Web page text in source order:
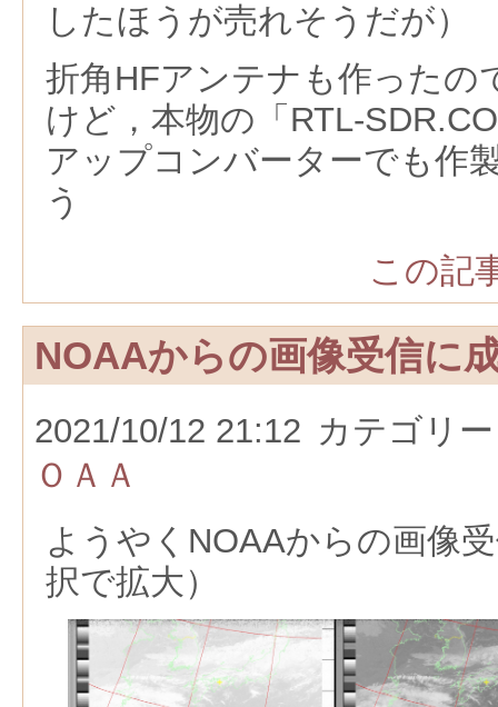
したほうが売れそうだが）
折角HFアンテナも作ったの
けど，本物の「RTL-
アップコンバーターでも作
う
この記
NOAAからの画像受信に
2021/10/12 21:12 カテゴリ
ＯＡＡ
ようやくNOAAからの画像
択で拡大）